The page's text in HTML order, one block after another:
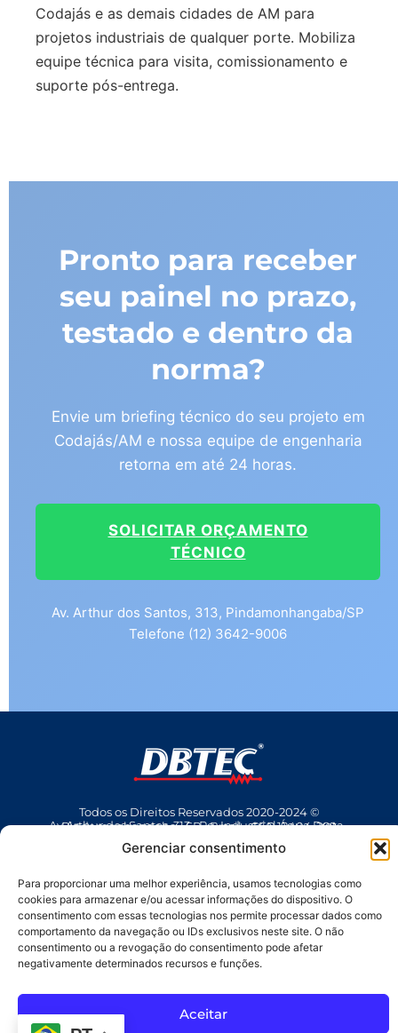
Gerenciar consentimento
Para proporcionar uma melhor experiência, usamos tecnologias como
cookies para armazenar e/ou acessar informações do dispositivo. O
consentimento com essas tecnologias nos permite processar dados como
comportamento da navegação ou IDs exclusivos neste site. O não
consentimento ou a revogação do consentimento pode afetar
negativamente determinados recursos e funções.
Aceitar
Codajás e as demais cidades de AM para
projetos industriais de qualquer porte. Mobiliza
equipe técnica para visita, comissionamento e
suporte pós-entrega.
Pronto para receber
seu painel no prazo,
testado e dentro da
norma?
Envie um briefing técnico do seu projeto em
Codajás/AM e nossa equipe de engenharia
retorna em até 24 horas.
SOLICITAR ORÇAMENTO
TÉCNICO
Av. Arthur dos Santos, 313, Pindamonhangaba/SP
Telefone (12) 3642-9006
Todos os Direitos Reservados 2020-2024 ©
Av Arthur dos Santos, 313 • Pq. Industrial Água Preta • Pindamonhangaba • SP • Brasil • CEP 12404-289
(12) 3642 9006
• dbtec@dbtec.com.br